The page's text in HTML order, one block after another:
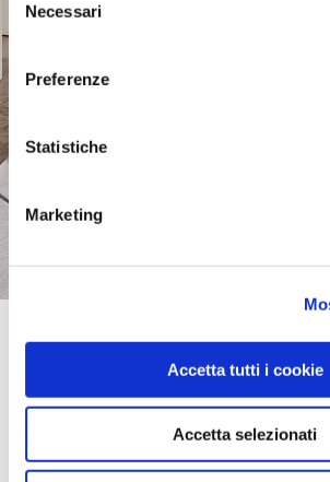
del
consenso
Necessari
Preferenze
Statistiche
Marketing
Accetta tutti i cookie
Accetta selezionati
2855 STEVEN CREEK BLVD -
95050, SANTA CLARA, CA.,
take me here